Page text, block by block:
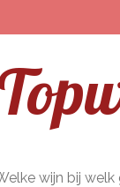
wijn bij welk